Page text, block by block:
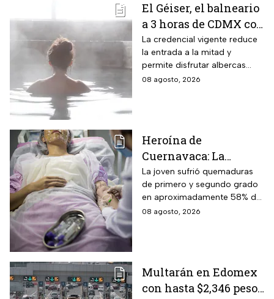
El Géiser, el balneario
a 3 horas de CDMX con
aguas termales de 45°
y descuentos para
adultos mayores del
INAPAM: ¿cuánto
La credencial vigente reduce
la entrada a la mitad y
permite disfrutar albercas
termales, vapor natural y
08 agosto, 2026
Heroína de
Cuernavaca: La
historia de Carla, la
adolescente que
protegió a su
hermanita de 4 años
La joven sufrió quemaduras
de primero y segundo grado
en aproximadamente 58% de
su cuerpo, principalmente en
08 agosto, 2026
Multarán en Edomex
con hasta $2,346 pesos